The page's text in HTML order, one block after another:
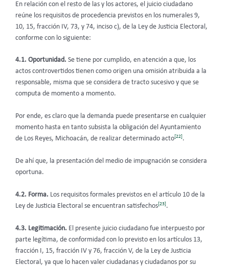
En relación con el resto de las y los actores, el juicio ciudadano
reúne los requisitos de procedencia previstos en los numerales 9,
10, 15, fracción IV, 73, y 74, inciso c), de la Ley de Justicia Electoral,
conforme con lo siguiente:
4.1. Oportunidad. Se tiene por cumplido, en atención a que, los
actos controvertidos tienen como origen una omisión atribuida a la
responsable, misma que se considera de tracto sucesivo y que se
computa de momento a momento.
Por ende, es claro que la demanda puede presentarse en cualquier
momento hasta en tanto subsista la obligación del Ayuntamiento
de Los Reyes, Michoacán, de realizar determinado acto[22].
De ahí que, la presentación del medio de impugnación se considera
oportuna.
4.2. Forma. Los requisitos formales previstos en el artículo 10 de la
Ley de Justicia Electoral se encuentran satisfechos[23].
4.3. Legitimación. El presente juicio ciudadano fue interpuesto por
parte legítima, de conformidad con lo previsto en los artículos 13,
fracción I, 15, fracción IV y 76, fracción V, de la Ley de Justicia
Electoral, ya que lo hacen valer ciudadanas y ciudadanos por su